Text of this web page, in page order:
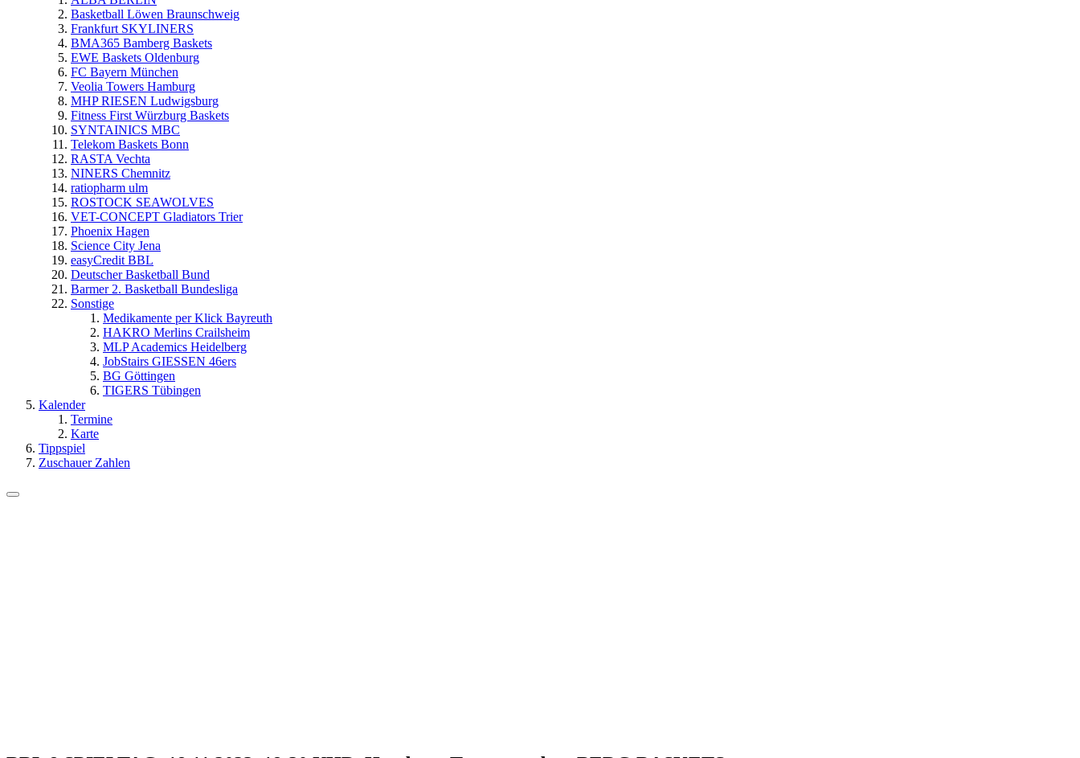
Basketball Löwen Braunschweig
Frankfurt SKYLINERS
BMA365 Bamberg Baskets
EWE Baskets Oldenburg
FC Bayern München
Veolia Towers Hamburg
MHP RIESEN Ludwigsburg
Fitness First Würzburg Baskets
SYNTAINICS MBC
Telekom Baskets Bonn
RASTA Vechta
NINERS Chemnitz
ratiopharm ulm
ROSTOCK SEAWOLVES
VET-CONCEPT Gladiators Trier
Phoenix Hagen
Science City Jena
easyCredit BBL
Deutscher Basketball Bund
Barmer 2. Basketball Bundesliga
Sonstige
Medikamente per Klick Bayreuth
HAKRO Merlins Crailsheim
MLP Academics Heidelberg
JobStairs GIESSEN 46ers
BG Göttingen
TIGERS Tübingen
Kalender
Termine
Karte
Tippspiel
Zuschauer Zahlen